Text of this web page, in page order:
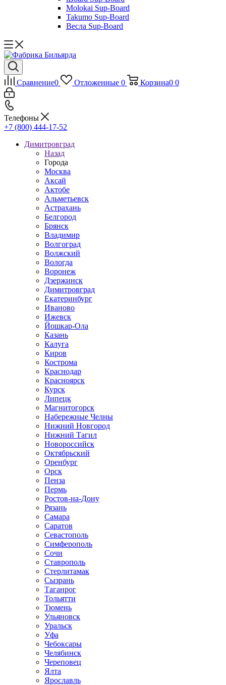
Molokai Sup-Board
Takumo Sup-Board
Весла Sup-Board
Сравнение0 Отложенные 0 Корзина0 0
Телефоны
+7 (800) 444-17-52
Димитровград
Назад
Города
Москва
Аксай
Актобе
Альметьевск
Астрахань
Белгород
Брянск
Владимир
Волгоград
Волжский
Вологда
Воронеж
Дзержинск
Димитровград
Екатеринбург
Иваново
Ижевск
Йошкар-Ола
Казань
Калуга
Киров
Кострома
Краснодар
Красноярск
Курск
Липецк
Магнитогорск
Набережные Челны
Нижний Новгород
Нижний Тагил
Новороссийск
Октябрьский
Оренбург
Орск
Пенза
Пермь
Ростов-на-Дону
Рязань
Самара
Саратов
Севастополь
Симферополь
Сочи
Ставрополь
Стерлитамак
Сызрань
Таганрог
Тольятти
Тюмень
Ульяновск
Уральск
Уфа
Чебоксары
Челябинск
Череповец
Ялта
Ярославль